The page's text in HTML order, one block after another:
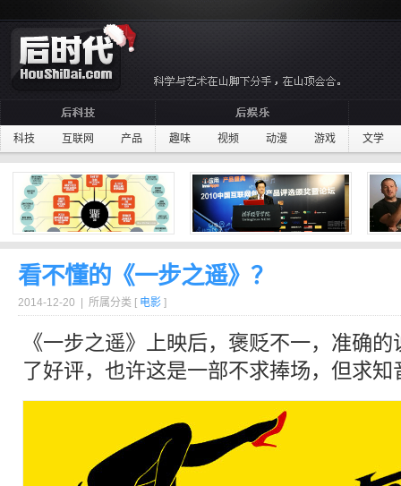
科技 互联网 产品 趣味 视频 动漫 游戏 文学
看不懂的《一步之遥》？
2014-12-20 | 所属分类 [ 电影 ]
《一步之遥》上映后，褒贬不一，准确的
了好评，也许这是一部不求捧场，但求知